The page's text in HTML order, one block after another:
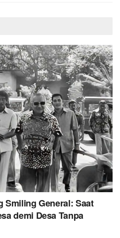
Smiling General: Saat
demi Desa Tanpa